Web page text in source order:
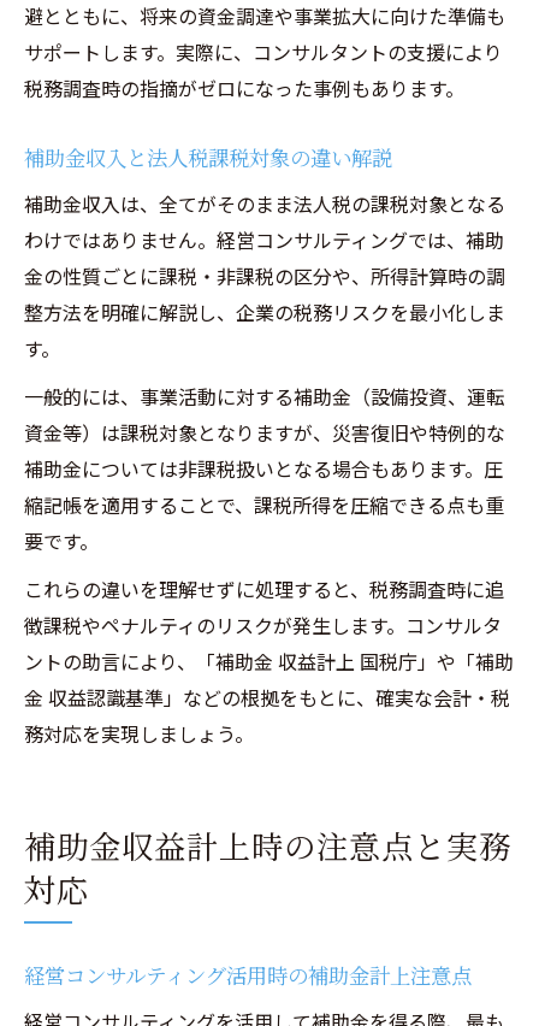
避とともに、将来の資金調達や事業拡大に向けた準備も
サポートします。実際に、コンサルタントの支援により
税務調査時の指摘がゼロになった事例もあります。
補助金収入と法人税課税対象の違い解説
補助金収入は、全てがそのまま法人税の課税対象となる
わけではありません。経営コンサルティングでは、補助
金の性質ごとに課税・非課税の区分や、所得計算時の調
整方法を明確に解説し、企業の税務リスクを最小化しま
す。
一般的には、事業活動に対する補助金（設備投資、運転
資金等）は課税対象となりますが、災害復旧や特例的な
補助金については非課税扱いとなる場合もあります。圧
縮記帳を適用することで、課税所得を圧縮できる点も重
要です。
これらの違いを理解せずに処理すると、税務調査時に追
徴課税やペナルティのリスクが発生します。コンサルタ
ントの助言により、「補助金 収益計上 国税庁」や「補助
金 収益認識基準」などの根拠をもとに、確実な会計・税
務対応を実現しましょう。
補助金収益計上時の注意点と実務
対応
経営コンサルティング活用時の補助金計上注意点